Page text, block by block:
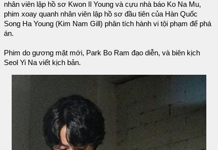
nhân viên lập hồ sơ Kwon Il Young và cựu nhà báo Ko Na Mu,
phim xoay quanh nhân viên lập hồ sơ đầu tiên của Hàn Quốc
Song Ha Young (Kim Nam Gill) phân tích hành vi tội phạm để phá
án.
Phim do gương mặt mới, Park Bo Ram đạo diễn, và biên kịch
Seol Yi Na viết kịch bản.